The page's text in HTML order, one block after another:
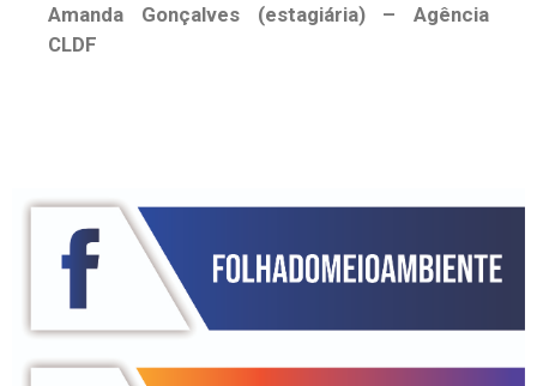
Amanda Gonçalves (estagiária) – Agência
CLDF